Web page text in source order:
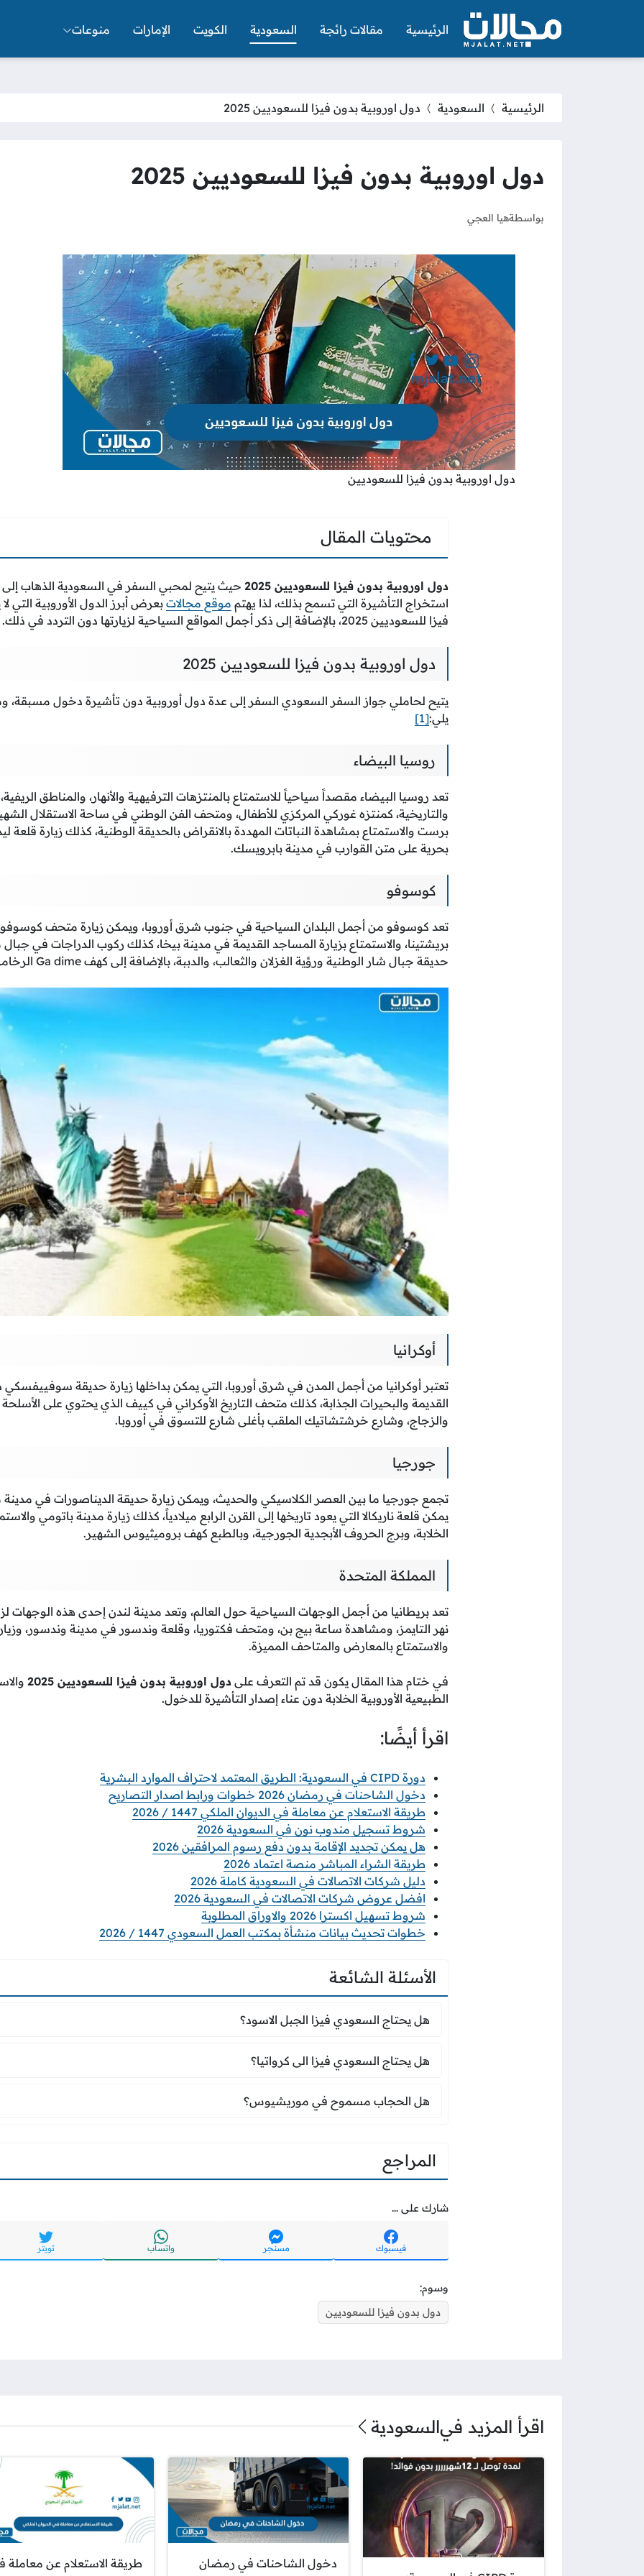
الرئيسية مقالات رائجة السعودية الكويت الإمارات منوعات
الرئيسية السعودية دول اوروبية بدون فيزا للسعوديين 2025
دول اوروبية بدون فيزا للسعوديين 2025
بواسطةهيا العجي
دول اوروبية بدون فيزا للسعوديين
محتويات المقال
دول اوروبية بدون فيزا للسعوديين 2025
حيث يتيح لمحبي السفر في السعودية الذهاب إلى
استخراج التأشيرة التي تسمح بذلك، لذا يهتم موقع مجالات بعرض أبرز الدول الأوروبية التي
فيزا للسعوديين 2025، بالإضافة إلى ذكر أجمل المواقع السياحية لزيارتها دون التردد في ذلك.
دول اوروبية بدون فيزا للسعوديين 2025
يتيح لحاملي جواز السفر السعودي السفر إلى عدة دول أوروبية دون تأشيرة دخول
يلي:[1]
روسيا البيضاء
تعد روسيا البيضاء مقصداً سياحياً للاستمتاع بالمنتزهات الترفيهية والأنهار، والمناطق الريفية،
والتاريخية، كمنتزه غوركي المركزي للأطفال، ومتحف الفن الوطني في ساحة الاستقلال
برست والاستمتاع بمشاهدة النباتات المهددة بالانقراض بالحديقة الوطنية، كذلك زيارة قلعة
بحرية على متن القوارب في مدينة بابرويسك.
كوسوفو
تعد كوسوفو من أجمل البلدان السياحية في جنوب شرق أوروبا، ويمكن زيارة متحف
بريشتينا، والاستمتاع بزيارة المساجد القديمة في مدينة بيخا، كذلك ركوب الدراجات في جبال
حديقة جبال شار الوطنية ورؤية الغزلان والثعالب، والدببة، بالإضافة إلى كهف Ga dime الرخامي تحت الأرض.
أوكرانيا
تعتبر أوكرانيا من أجمل المدن في شرق أوروبا، التي يمكن بداخلها زيارة حديقة سوفييفسكي
القديمة والبحيرات الجذابة، كذلك متحف التاريخ الأوكراني في كييف الذي يحتوي على الأسلحة
والزجاج، وشارع خرشتشاتيك الملقب بأغلى شارع للتسوق في أوروبا.
جورجيا
تجمع جورجيا ما بين العصر الكلاسيكي والحديث، ويمكن زيارة حديقة الديناصورات في مدينة
يمكن قلعة ناريكالا التي يعود تاريخها إلى القرن الرابع ميلادياً، كذلك زيارة مدينة باتومي
الخلابة، وبرج الحروف الأبجدية الجورجية، وبالطبع كهف بروميثيوس الشهير.
المملكة المتحدة
تعد بريطانيا من أجمل الوجهات السياحية حول العالم، وتعد مدينة لندن إحدى هذه الوجهات
نهر التايمز، ومشاهدة ساعة بيج بن، ومتحف فكتوريا، وقلعة وندسور في مدينة وندسور،
والاستمتاع بالمعارض والمتاحف المميزة.
في ختام هذا المقال يكون قد تم التعرف على دول اوروبية بدون فيزا للسعوديين 2025
الطبيعية الأوروبية الخلابة دون عناء إصدار التأشيرة للدخول.
اقرأ أيضًا:
دورة CIPD في السعودية: الطريق المعتمد لاحتراف الموارد البشرية
دخول الشاحنات في رمضان 2026 خطوات ورابط اصدار التصاريح
طريقة الاستعلام عن معاملة في الديوان الملكي 1447 / 2026
شروط تسجيل مندوب نون في السعودية 2026
هل يمكن تجديد الإقامة بدون دفع رسوم المرافقين 2026
طريقة الشراء المباشر منصة اعتماد 2026
دليل شركات الاتصالات في السعودية كاملة 2026
افضل عروض شركات الاتصالات في السعودية 2026
شروط تسهيل اكسترا 2026 والاوراق المطلوبة
خطوات تحديث بيانات منشأة بمكتب العمل السعودي 1447 / 2026
الأسئلة الشائعة
هل يحتاج السعودي فيزا الجبل الاسود؟
هل يحتاج السعودي فيزا الجبل الاسود؟
هل يحتاج السعودي فيزا الى كرواتيا؟
هل يحتاج السعودي فيزا الى كرواتيا؟
هل الحجاب مسموح في موريشيوس؟
هل الحجاب مسموح في موريشيوس؟
المراجع
شارك على ...
فيسبوك مسنجر واتساب تويتر
وسوم:
دول بدون فيزا للسعوديين
اقرأ المزيد فيالسعودية
دخول الشاحنات في رمضان
طريقة الاستعلام عن معاملة